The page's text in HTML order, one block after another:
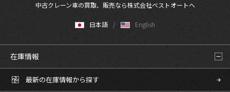
中古クレーン車の買取、販売なら株式会社ベストオートへ
日本語 English
在庫情報
最新の在庫情報から探す